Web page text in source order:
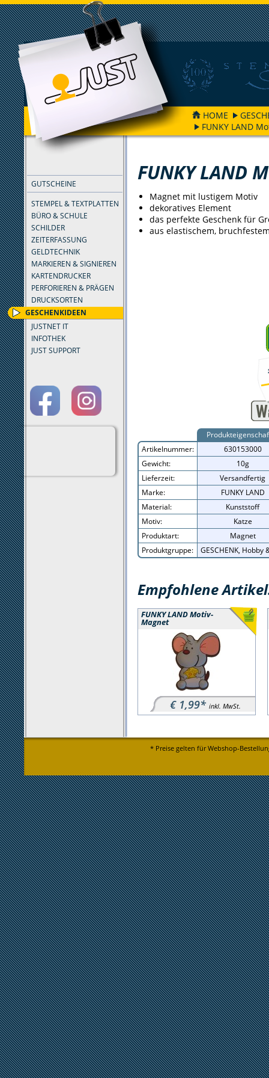
HOME
FUNKY LAND
GUTSCHEINE
STEMPEL & TEXTPLATTEN
BÜRO & SCHULE
SCHILDER
ZEITERFASSUNG
GELDTECHNIK
MARKIEREN & SIGNIEREN
KARTENDRUCKER
PERFORIEREN & PRÄGEN
DRUCKSORTEN
GESCHENKIDEEN
JUSTNET IT
INFOTHEK
JUST SUPPORT
FILTER
FUNKY LAND
Magnet mit lustigem Motiv
dekoratives Element
das perfekte Geschenk für
aus elastischem,
Artikelnummer:
630153000
Gewicht:
10g
Lieferzeit:
Versandfertig
Marke:
FUNKY LAND
Material:
Kunststoff
Motiv:
Katze
Produktart:
Magnet
Produktgruppe:
GESCHENK, Hobby
Empfohlene
FUNKY LAND Motiv-
Magnet
€ 1,99* inkl. MwSt.
* Preise gelten für Webshop-